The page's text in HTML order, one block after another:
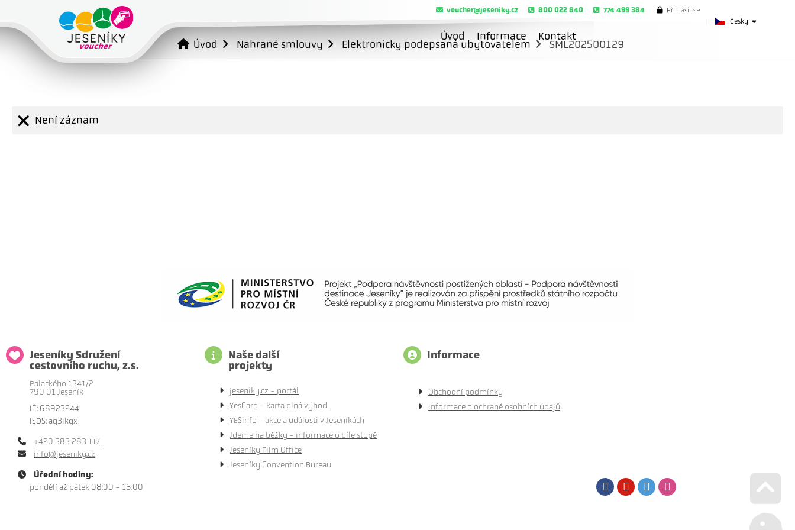
Česky
voucher@jeseniky.cz 800 022 840 774 499 384 Přihlásit se
Úvod Informace Kontakt
Úvod Nahrané smlouvy Elektronicky podepsaná ubytovatelem SML202500129
Není záznam
Jeseníky Sdružení
cestovního ruchu, z.s.
Palackého 1341/2
790 01 Jeseník
IČ: 68923244
ISDS: aq3ikqx
+420 583 283 117
info@jeseniky.cz
Úřední hodiny:
pondělí až pátek 08:00 - 16:00
Naše další
projekty
jeseniky.cz - portál
YesCard - karta plná výhod
YESinfo - akce a události v Jeseníkách
Jdeme na běžky - informace o bíle stopě
Jeseníky Film Office
Jeseníky Convention Bureau
Informace
Obchodní podmínky
Informace o ochraně osobních údajů
FacebookYoutubeTwitter
Go